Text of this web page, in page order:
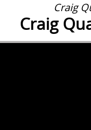
Craig
Craig